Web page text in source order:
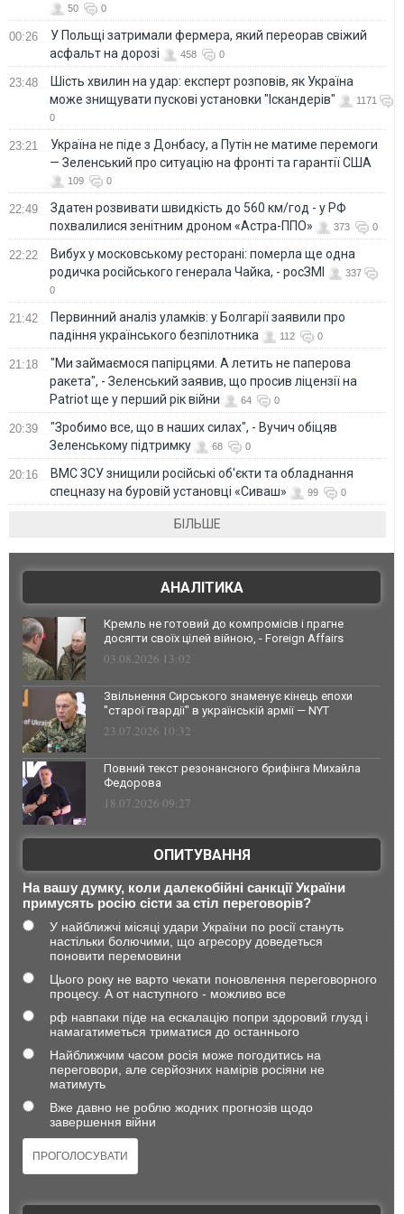
50 0
00:26
У Польщі затримали фермера, який переорав свіжий
асфальт на дорозі
458 0
23:48
Шість хвилин на удар: експерт розповів, як Україна
може знищувати пускові установки "Іскандерів"
1171
0
23:21
Україна не піде з Донбасу, а Путін не матиме перемоги
— Зеленський про ситуацію на фронті та гарантії США
109 0
22:49
Здатен розвивати швидкість до 560 км/год - у РФ
похвалилися зенітним дроном «Астра-ППО»
373 0
22:22
Вибух у московському ресторані: померла ще одна
родичка російського генерала Чайка, - росЗМІ
337
0
21:42
Первинний аналіз уламків: у Болгарії заявили про
падіння українського безпілотника
112 0
21:18
"Ми займаємося папірцями. А летить не паперова
ракета", - Зеленський заявив, що просив ліцензії на
Patriot ще у перший рік війни
64 0
20:39
"Зробимо все, що в наших силах", - Вучич обіцяв
Зеленському підтримку
68 0
20:16
ВМС ЗСУ знищили російські об'єкти та обладнання
спецназу на буровій установці «Сиваш»
99 0
БІЛЬШЕ
АНАЛІТИКА
Кремль не готовий до компромісів і прагне
досягти своїх цілей війною, - Foreign Affairs
03.08.2026 13:02
Звільнення Сирського знаменує кінець епохи
"старої гвардії" в українській армії — NYT
23.07.2026 10:32
Повний текст резонансного брифінга Михайла
Федорова
18.07.2026 09:27
ОПИТУВАННЯ
На вашу думку, коли далекобійні санкції України
примусять росію сісти за стіл переговорів?
У найближчі місяці удари України по росії стануть
настільки болючими, що агресору доведеться
поновити перемовини
Цього року не варто чекати поновлення переговорного
процесу. А от наступного - можливо все
рф навпаки піде на ескалацію попри здоровий глузд і
намагатиметься триматися до останнього
Найближчим часом росія може погодитись на
переговори, але серйозних намірів росіяни не
матимуть
Вже давно не роблю жодних прогнозів щодо
завершення війни